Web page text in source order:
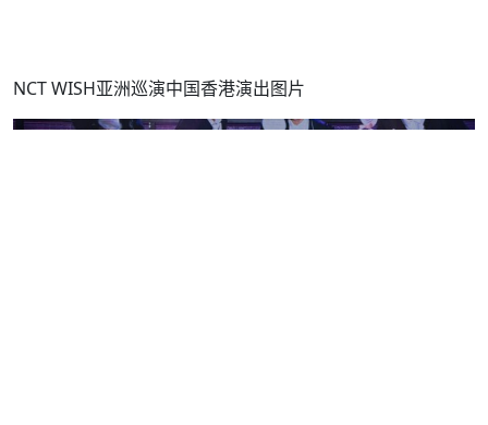
NCT WISH亚洲巡演中国香港演出图片